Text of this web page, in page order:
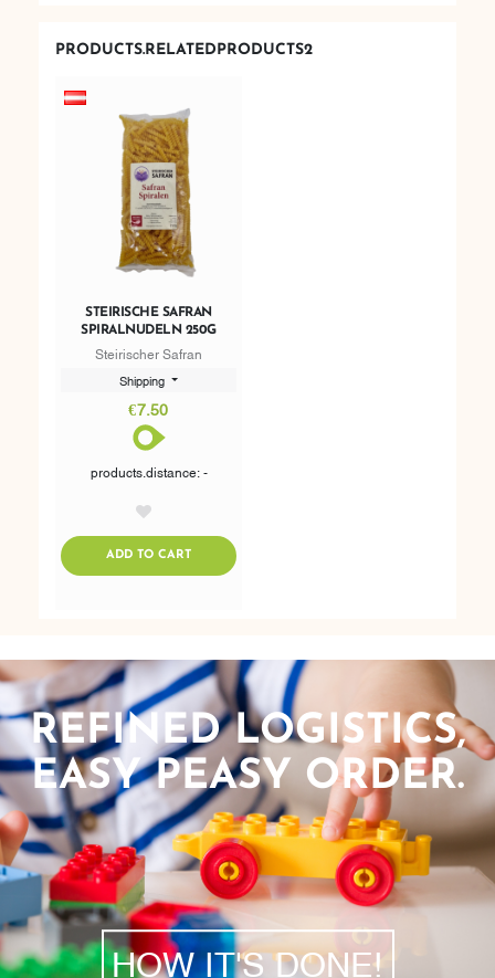
PRODUCTS.RELATEDPRODUCTS2
STEIRISCHE SAFRAN
SPIRALNUDELN 250G
Steirischer Safran
Shipping
€7.50
products.distance: -
ADD TO CARTADDTOCART
REFINED LOGISTICS,
EASY PEASY ORDER.
HOW IT'S DONE!